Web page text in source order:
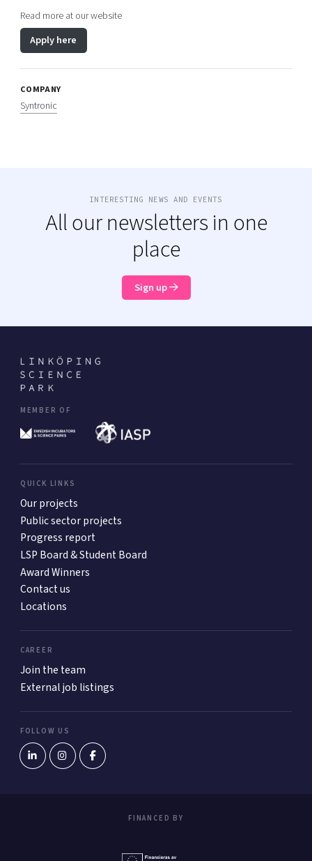
Read more at our website
Apply here
COMPANY
Syntronic
INTERESTING NEWS AND EVENTS
All our newsletters in one
place
Sign up
MEMBER OF
QUICK LINKS
Our projects
Public sector projects
Progress report
LSP Board & Student Board
Award Winners
Contact us
Locations
CAREER
Join the team
External job listings
FOLLOW US
FINANCED BY